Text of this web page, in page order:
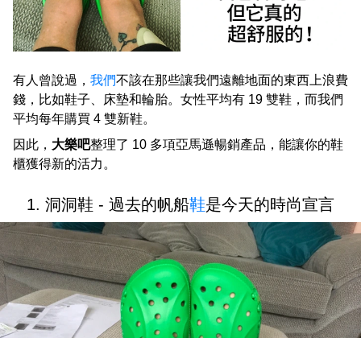
有人曾說過， 我們不該在那些讓我們遠離地面的東西上浪費
錢，比如鞋子、床墊和輪胎。女性平均有 19 雙鞋，而我們
平均每年購買 4 雙新鞋。
因此， 大樂吧整理了 10 多項亞馬遜暢銷產品，能讓你的鞋
櫃獲得新的活力。
1. 洞洞鞋 - 過去的帆船鞋是今天的時尚宣言